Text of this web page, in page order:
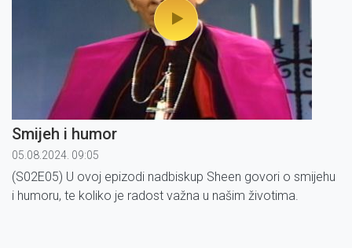
Smijeh i humor
05.08.2024. 09:05
(S02E05) U ovoj epizodi nadbiskup Sheen govori o smijehu
i humoru, te koliko je radost važna u našim životima.